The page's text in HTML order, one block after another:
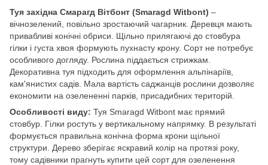
Туя західна Смарагд Вітбонт (Smaragd Witbont) –
вічнозелений, повільно зростаючий чагарник. Деревця мають
привабливі конічні обриси. Щільно прилягаючі до стовбура
гілки і густа хвоя формують пухнасту крону. Сорт не потребує
особливого догляду. Рослина піддається стрижкам.
Декоративна туя підходить для оформлення альпінаріїв,
кам'янистих садів. Мала вартість саджанців рослини дозволяє
економити на озелененні парків, присадибних територій.
Особливості виду: Туя Smaragd Witbont має прямий
стовбур. Гілки ростуть у вертикальному напрямку. В результаті
формується правильна конічна форма крони щільної
структури. Дерево зберігає яскравий колір на протязі року,
тому садівники прагнуть купити цей сорт для озеленення